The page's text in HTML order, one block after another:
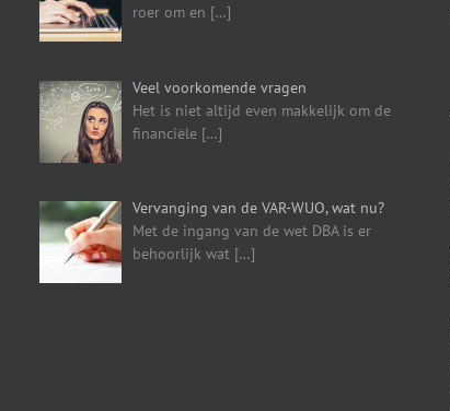
roer om en […]
Veel voorkomende vragen
Het is niet altijd even makkelijk om de
financiële […]
Vervanging van de VAR-WUO, wat nu?
Met de ingang van de wet DBA is er
behoorlijk wat […]